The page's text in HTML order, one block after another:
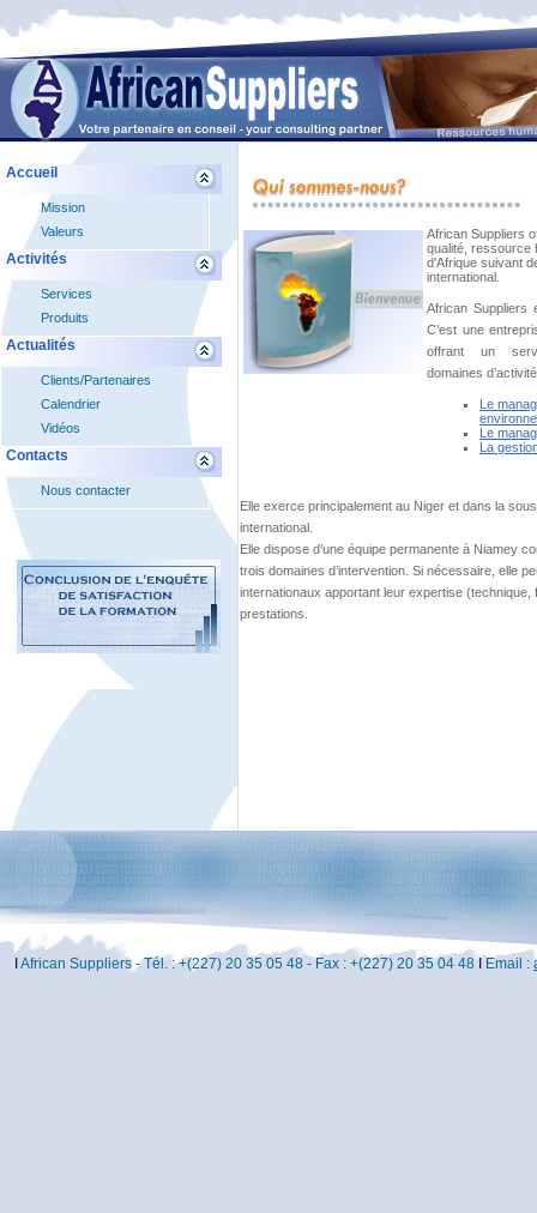
Accueil
Mission
Valeurs
Activités
Services
Produits
Actualités
Clients/Partenaires
Calendrier
Vidéos
Contacts
Nous contacter
African Suppliers - Tél. : +(227) 20 35 05 48 - Fax : +(227) 20 35 04 48 Email :